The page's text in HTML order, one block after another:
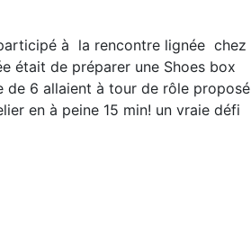
à la rencontre lignée chez
était de préparer une Shoes box
de 6 allaient à tour de rôle proposé
en à peine 15 min! un vraie défi